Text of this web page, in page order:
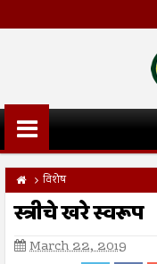
विशेष
स्त्रीचे खरे स्वरूप
March 22, 2019